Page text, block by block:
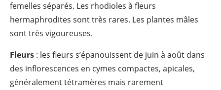
femelles séparés. Les rhodioles à fleurs
hermaphrodites sont très rares. Les plantes mâles
sont très vigoureuses.
Fleurs : les fleurs s’épanouissent de juin à août dans
des inflorescences en cymes compactes, apicales,
généralement tétramères mais rarement